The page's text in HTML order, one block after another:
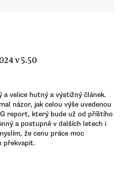
v 5.50
a velice hutný a výstižný článek.
názor, jak celou výše uvedenou
report, který bude už od příštího
a postupně v dalších letech i
že cenu práce moc
překvapit.